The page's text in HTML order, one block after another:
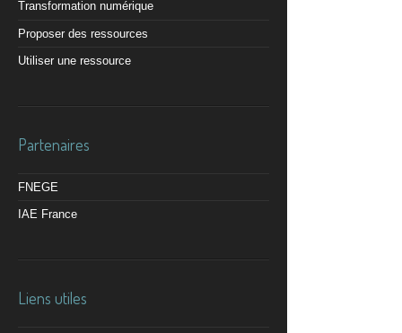
Transformation numérique
Proposer des ressources
Utiliser une ressource
Partenaires
FNEGE
IAE France
Liens utiles